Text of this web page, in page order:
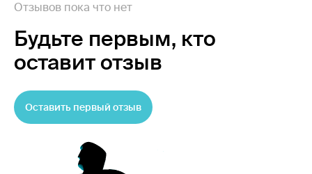
Отзывов пока что нет
Будьте первым, кто
оставит отзыв
Оставить первый отзыв